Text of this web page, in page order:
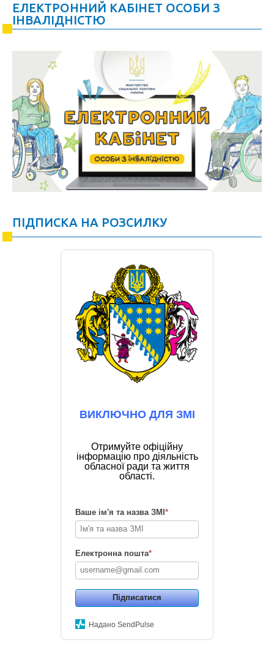
ЕЛЕКТРОННИЙ КАБІНЕТ ОСОБИ З
ІНВАЛІДНІСТЮ
ПІДПИСКА НА РОЗСИЛКУ
ВИКЛЮЧНО ДЛЯ ЗМІ
Отримуйте офіційну
інформацію про діяльність
обласної ради та життя
області.
Ваше ім'я та назва ЗМІ*
Електронна пошта*
Підписатися
Надано SendPulse